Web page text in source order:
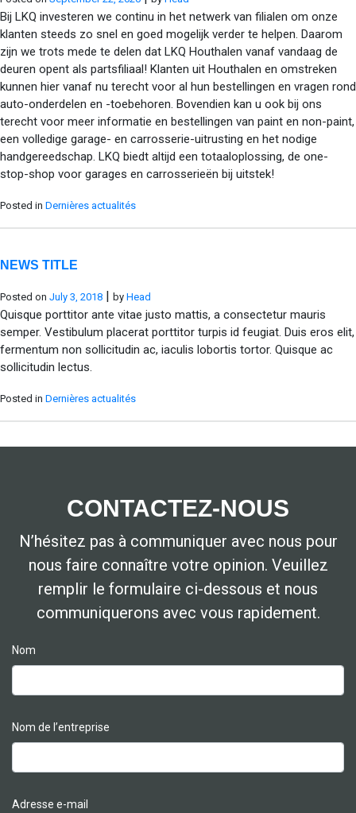
Bij LKQ investeren we continu in het netwerk van filialen om onze
klanten steeds zo snel en goed mogelijk verder te helpen. Daarom
zijn we trots mede te delen dat LKQ Houthalen vanaf vandaag de
deuren opent als partsfiliaal! Klanten uit Houthalen en omstreken
kunnen hier vanaf nu terecht voor al hun bestellingen en vragen rond
auto-onderdelen en -toebehoren. Bovendien kan u ook bij ons
terecht voor meer informatie en bestellingen van paint en non-paint,
een volledige garage- en carrosserie-uitrusting en het nodige
handgereedschap. LKQ biedt altijd een totaaloplossing, de one-
stop-shop voor garages en carrosserieën bij uitstek!
Posted in Dernières actualités
NEWS TITLE
Posted on July 3, 2018 by Head
Quisque porttitor ante vitae justo mattis, a consectetur mauris
semper. Vestibulum placerat porttitor turpis id feugiat. Duis eros elit,
fermentum non sollicitudin ac, iaculis lobortis tortor. Quisque ac
sollicitudin lectus.
Posted in Dernières actualités
CONTACTEZ-NOUS
N’hésitez pas à communiquer avec nous pour
nous faire connaître votre opinion. Veuillez
remplir le formulaire ci-dessous et nous
communiquerons avec vous rapidement.
Nom
Nom de l’entreprise
Adresse e-mail